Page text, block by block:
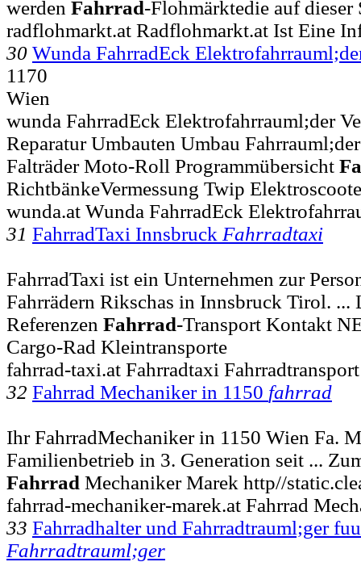
werden Fahrrad-Flohmärktedie auf dieser
radflohmarkt.at Radflohmarkt.at Ist Eine
30 Wunda FahrradEck
1170
Wien
wunda FahrradEck Elektrofahrrauml;der
Reparatur Umbauten Umbau
Falträder Moto-Roll Programmübersicht
RichtbänkeVermessung Twip
wunda.at Wunda FahrradEck
31 FahrradTaxi Innsbruck Fahrradtaxi
FahrradTaxi ist ein Unternehmen zur
Fahrrädern Rikschas in Innsbruck Tirol. ...
Referenzen Fahrrad-Transport Kontakt
Cargo-Rad Kleintransporte
fahrrad-taxi.at Fahrradtaxi
32 Fahrrad Mechaniker in 1150 fahrrad
Ihr FahrradMechaniker in 1150 Wien Fa.
Familienbetrieb in 3. Generation seit ...
Fahrrad Mechaniker Marek http//
fahrrad-mechaniker-marek.at Fahrrad
33 Fahrradhalter und Fahrradtrauml;ger
Fahrradtrauml;ger